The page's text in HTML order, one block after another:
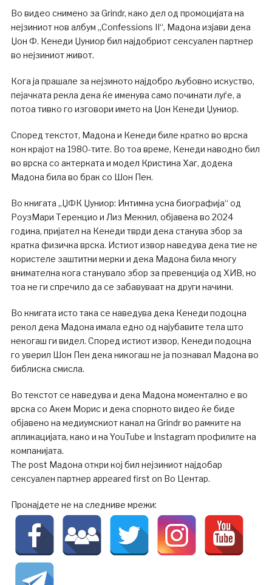
Во видео снимено за Grindr, како дел од промоцијата на
нејзиниот нов албум „Confessions II“, Мадона изјави дека
Џон Ф. Кенеди Џуниор бил најдобриот сексуален партнер
во нејзиниот живот.
Кога ја прашале за нејзиното најдобро љубовно искуство,
пејачката рекла дека ќе именува само починати луѓе, а
потоа тивко го изговори името на Џон Кенеди Џуниор.
Според текстот, Мадона и Кенеди биле кратко во врска
кон крајот на 1980-тите. Во тоа време, Кенеди наводно бил
во врска со актерката и модел Кристина Хаг, додека
Мадона била во брак со Шон Пен.
Во книгата „ЏФК Џуниор: Интимна усна биографија“ од
РоузМари Теренцио и Лиз Мекнил, објавена во 2024
година, пријател на Кенеди тврди дека станува збор за
кратка физичка врска. Истиот извор наведува дека тие не
користеле заштитни мерки и дека Мадона била многу
внимателна кога станувало збор за превенција од ХИВ, но
тоа не ги спречило да се забавуваат на други начини.
Во книгата исто така се наведува дека Кенеди подоцна
рекол дека Мадона имала едно од најубавите тела што
некогаш ги видел. Според истиот извор, Кенеди подоцна
го уверил Шон Пен дека никогаш не ја познавал Мадона во
библиска смисла.
Во текстот се наведува и дека Мадона моментално е во
врска со Акем Морис и дека спорното видео ќе биде
објавено на медиумскиот канал на Grindr во рамките на
апликацијата, како и на YouTube и Instagram профилите на
компанијата.
The post Мадона откри кој бил нејзиниот најдобар
сексуален партнер appeared first on Во Центар.
Пронајдете не на следниве мрежи: